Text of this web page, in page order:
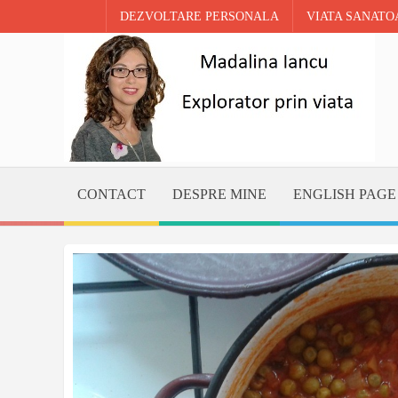
DEZVOLTARE PERSONALA VIATA
AUGUST 7TH, 2026
CONTACT DESPRE MINE ENGLISH PAGE